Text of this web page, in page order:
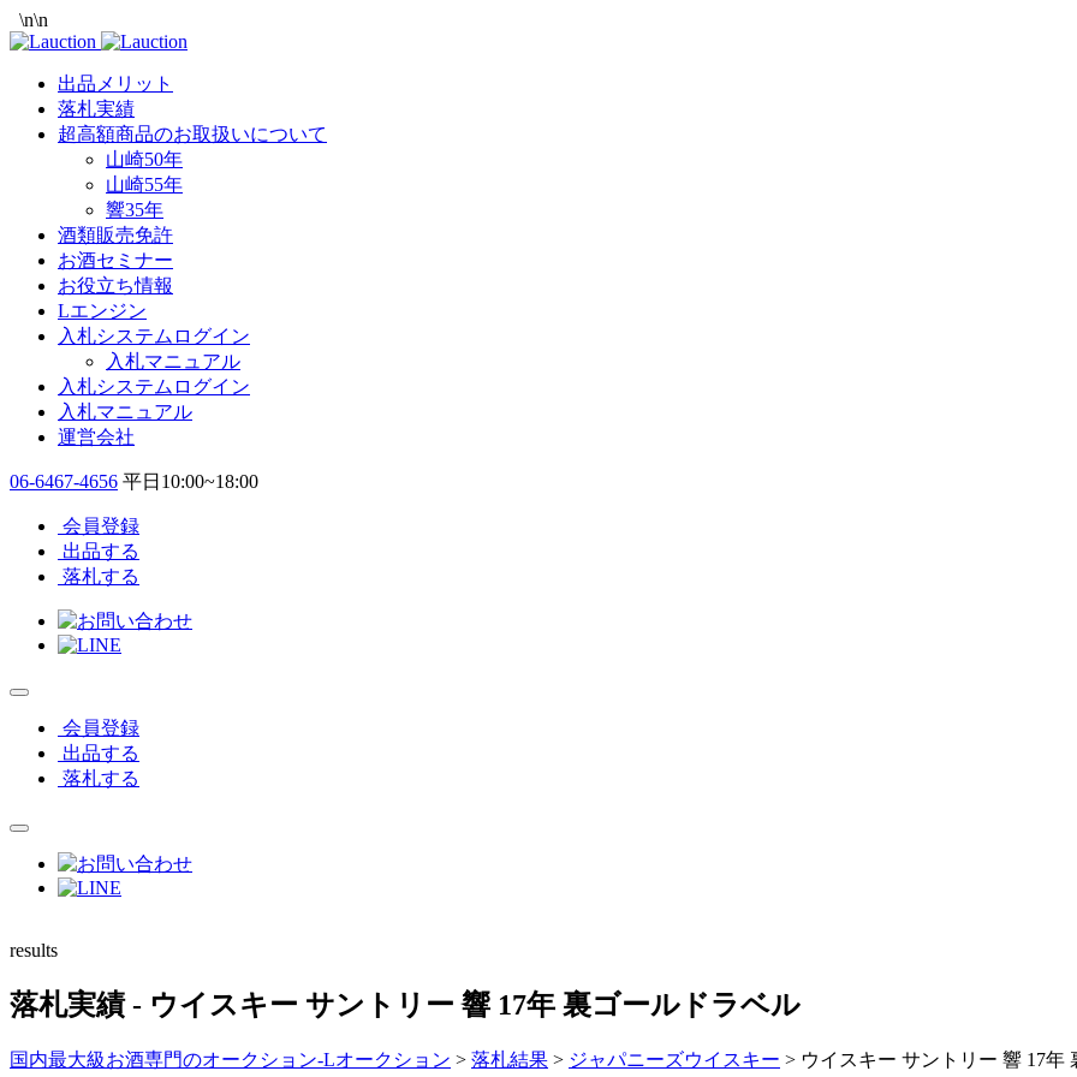
\n\n
出品メリット
落札実績
超高額商品のお取扱いについて
山崎50年
山崎55年
響35年
酒類販売免許
お酒セミナー
お役立ち情報
Lエンジン
入札システムログイン
入札マニュアル
入札システムログイン
入札マニュアル
運営会社
06-6467-4656 平日10:00~18:00
会員登録
出品する
落札する
会員登録
出品する
落札する
results
落札実績- ウイスキー サントリー 響 17年 裏ゴールドラベル
国内最大級お酒専門のオークション-Lオークション > 落札結果 > ジャパニーズウイスキー > ウイスキー サントリー 響 17年